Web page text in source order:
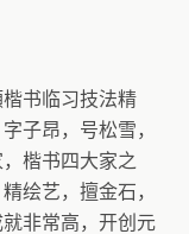
书临习技法精
子昂，号松雪，
楷书四大家之
绘艺，擅金石，
非常高，开创元